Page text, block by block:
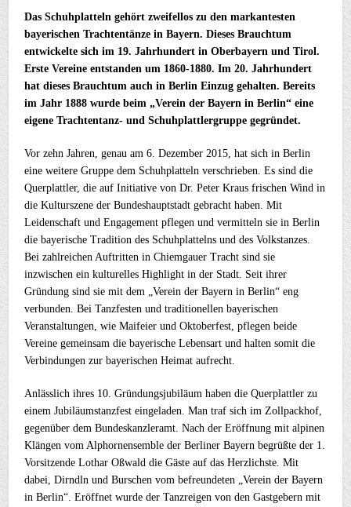
Das Schuhplatteln gehört zweifellos zu den markantesten
bayerischen Trachtentänze in Bayern. Dieses Brauchtum
entwickelte sich im 19. Jahrhundert in Oberbayern und Tirol.
Erste Vereine entstanden um 1860-1880. Im 20. Jahrhundert
hat dieses Brauchtum auch in Berlin Einzug gehalten. Bereits
im Jahr 1888 wurde beim „Verein der Bayern in Berlin“ eine
eigene Trachtentanz- und Schuhplattlergruppe gegründet.
Vor zehn Jahren, genau am 6. Dezember 2015, hat sich in Berlin
eine weitere Gruppe dem Schuhplatteln verschrieben. Es sind die
Querplattler, die auf Initiative von Dr. Peter Kraus frischen Wind in
die Kulturszene der Bundeshauptstadt gebracht haben. Mit
Leidenschaft und Engagement pflegen und vermitteln sie in Berlin
die bayerische Tradition des Schuhplattelns und des Volkstanzes.
Bei zahlreichen Auftritten in Chiemgauer Tracht sind sie
inzwischen ein kulturelles Highlight in der Stadt. Seit ihrer
Gründung sind sie mit dem „Verein der Bayern in Berlin“ eng
verbunden. Bei Tanzfesten und traditionellen bayerischen
Veranstaltungen, wie Maifeier und Oktoberfest, pflegen beide
Vereine gemeinsam die bayerische Lebensart und halten somit die
Verbindungen zur bayerischen Heimat aufrecht.
Anlässlich ihres 10. Gründungsjubiläum haben die Querplattler zu
einem Jubiläumstanzfest eingeladen. Man traf sich im Zollpackhof,
gegenüber dem Bundeskanzleramt. Nach der Eröffnung mit alpinen
Klängen vom Alphornensemble der Berliner Bayern begrüßte der 1.
Vorsitzende Lothar Oßwald die Gäste auf das Herzlichste. Mit
dabei, Dirndln und Burschen vom befreundeten „Verein der Bayern
in Berlin“. Eröffnet wurde der Tanzreigen von den Gastgebern mit